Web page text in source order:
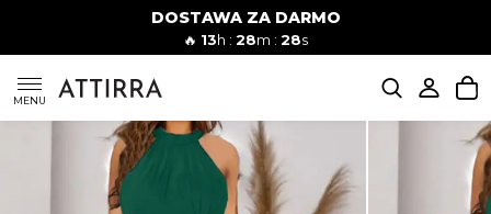
DOSTAWA ZA DARMO
🔥 13h :28m :27s
MENU
Mężczyźni
SUKIENKI